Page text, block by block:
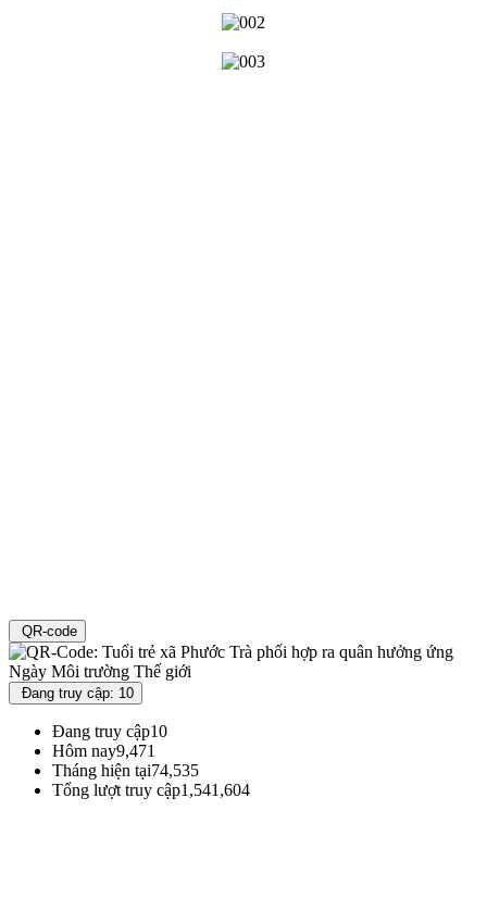
QR-code
Đang truy cập: 10
Đang truy cập10
Hôm nay9,471
Tháng hiện tại74,535
Tổng lượt truy cập1,541,604